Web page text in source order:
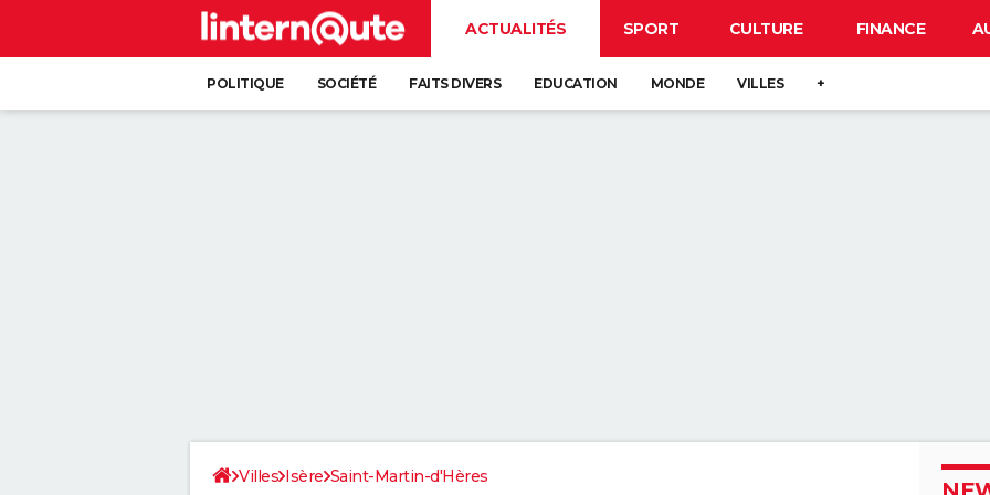
ACTUALITÉS SPORT CULTURE FINANCE
POLITIQUE SOCIÉTÉ FAITS DIVERS EDUCATION MONDE VILLES +
Villes Isère Saint-Martin-d'Hères